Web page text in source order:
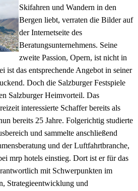
Skifahren und Wandern in den
Bergen liebt, verraten die Bilder auf
der Internetseite des
Beratungsunternehmens. Seine
zweite Passion, Opern, ist nicht in
ist das entsprechende Angebot in seiner
Doch die Salzburger Festspiele
Salzburger Heimvorteil. Das
interessierte Schaffer bereits als
bereits 25 Jahre. Folgerichtig studierte
und sammelte anschließend
und der Luftfahrtbranche,
mrp hotels einstieg. Dort ist er für das
mit Schwerpunkten im
Strategieentwicklung und